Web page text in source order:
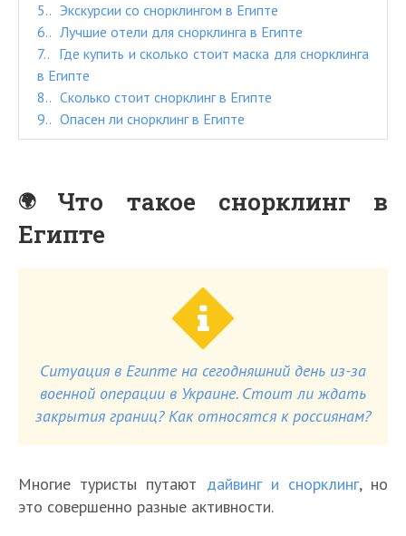
5.
Экскурсии со снорклингом в Египте
6.
Лучшие отели для снорклинга в Египте
7.
Где купить и сколько стоит маска для снорклинга
в Египте
8.
Сколько стоит снорклинг в Египте
9.
Опасен ли снорклинг в Египте
Что такое снорклинг в
Египте
Ситуация в Египте на сегодняшний день из-за
военной операции в Украине. Стоит ли ждать
закрытия границ? Как относятся к россиянам?
Многие туристы путают дайвинг и снорклинг, но
это совершенно разные активности.